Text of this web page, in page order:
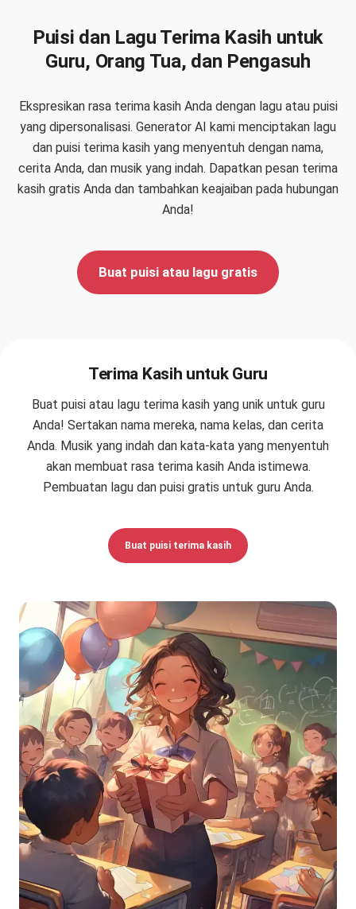
Puisi dan Lagu Terima Kasih untuk
Guru, Orang Tua, dan Pengasuh
Ekspresikan rasa terima kasih Anda dengan lagu atau puisi
yang dipersonalisasi. Generator AI kami menciptakan lagu
dan puisi terima kasih yang menyentuh dengan nama,
cerita Anda, dan musik yang indah. Dapatkan pesan terima
kasih gratis Anda dan tambahkan keajaiban pada hubungan
Anda!
Buat puisi atau lagu gratis
Terima Kasih untuk Guru
Buat puisi atau lagu terima kasih yang unik untuk guru
Anda! Sertakan nama mereka, nama kelas, dan cerita
Anda. Musik yang indah dan kata-kata yang menyentuh
akan membuat rasa terima kasih Anda istimewa.
Pembuatan lagu dan puisi gratis untuk guru Anda.
Buat puisi terima kasih